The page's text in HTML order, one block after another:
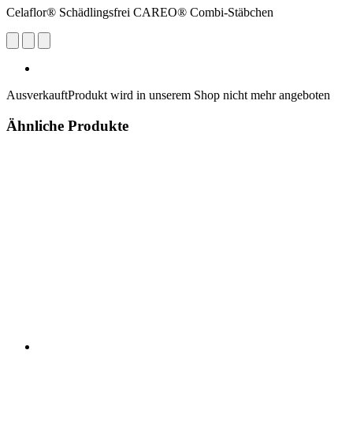
Celaflor® Schädlingsfrei CAREO® Combi-Stäbchen
AusverkauftProdukt wird in unserem Shop nicht mehr angeboten
Ähnliche Produkte